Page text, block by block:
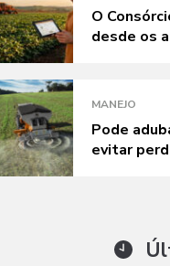
O
desde os
MANEJO
Pode
evitar